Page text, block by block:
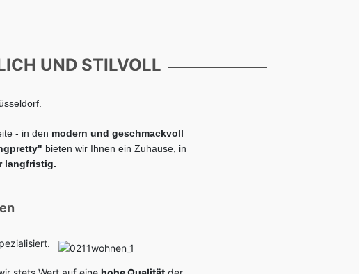
UND STILVOLL
- in den modern und geschmackvoll
bieten wir Ihnen ein Zuhause, in
langfristig.